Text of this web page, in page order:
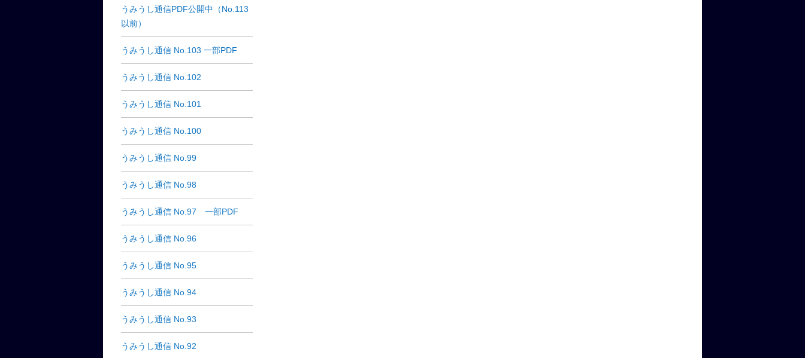
うみうし通信PDF公開中（No.113
以前）
うみうし通信 No.103 一部PDF
うみうし通信 No.102
うみうし通信 No.101
うみうし通信 No.100
うみうし通信 No.99
うみうし通信 No.98
うみうし通信 No.97 一部PDF
うみうし通信 No.96
うみうし通信 No.95
うみうし通信 No.94
うみうし通信 No.93
うみうし通信 No.92